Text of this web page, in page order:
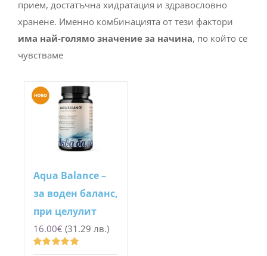
прием, достатъчна хидратация и здравословно
хранене. Именно комбинацията от тези фактори
има най-голямо значение за начина, по който се
чувстваме
Aqua Balance –
за воден баланс,
при целулит
16.00€ (31.29 лв.)